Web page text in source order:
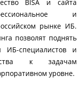
BISA и сайта
и
рынке ИБ.
позволят поднять
специалистов и
к задачам
уровне.